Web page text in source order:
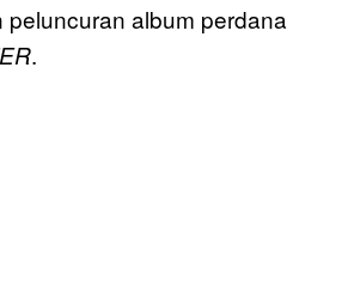
album perdana
.